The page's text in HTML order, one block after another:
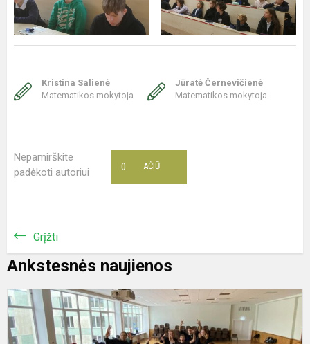
Kristina Salienė
Matematikos mokytoja
Jūratė Černevičienė
Matematikos mokytoja
Nepamirškite
padėkoti autoriui
AČIŪ
0
Grįžti
Ankstesnės naujienos